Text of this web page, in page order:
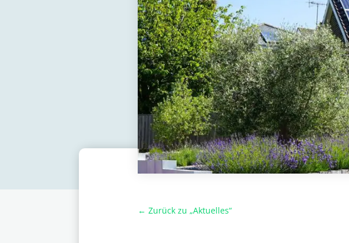
← Zurück zu „Aktuelles“